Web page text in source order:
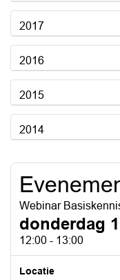
2017
2016
2015
2014
Webinar
donderdag
12:00 - 13:00
Locatie